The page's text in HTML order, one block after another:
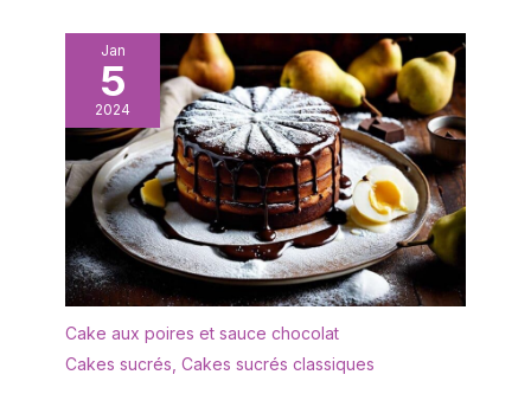
d'utilisation et une
sécurité anti-enfants.
【Compagnon intelligent
pour la cuisine】C'est
une option idéale pour
les cuisines
d'appartements, les
maisons de vacances,
les bureaux, les dortoirs
d'étudiants et les
chambres de bonne. Il
conseils pour organiser
efficacement l'espace
Jan
5
2024
Cake aux poires et sauce chocolat
Cakes sucrés Cakes sucrés classiques